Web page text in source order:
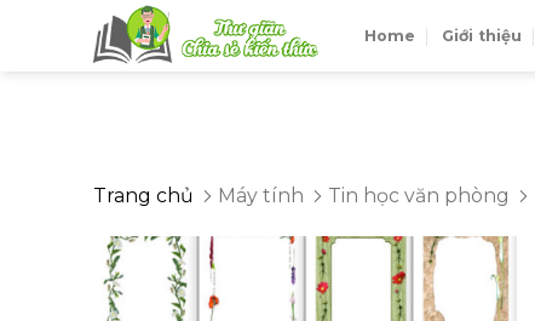
Home Giới thiệu
Trang chủ Máy tính Tin học văn phòng